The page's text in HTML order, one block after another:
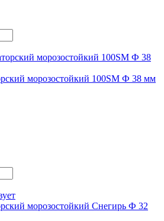
морозостойкий 100SM Ф 38 мм
морозостойкий Снегирь Ф 32